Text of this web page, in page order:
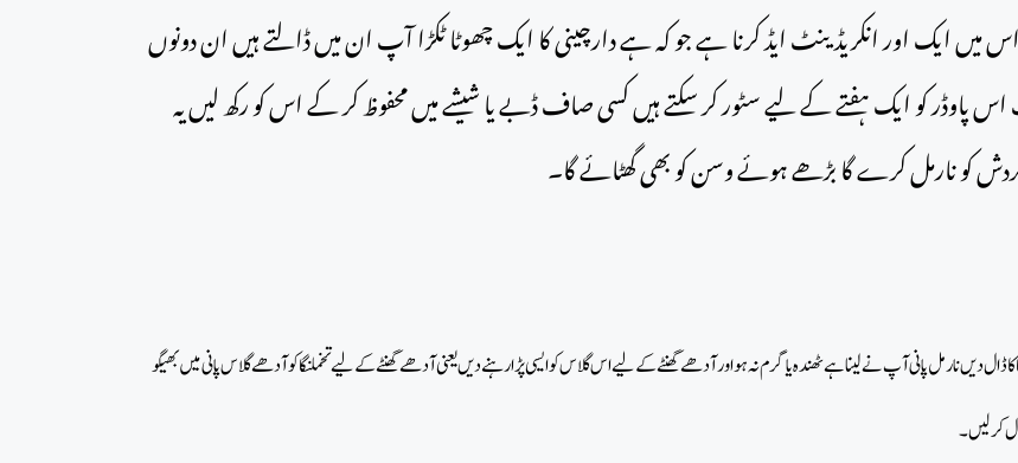
ایک اور انکریڈینٹ ایڈ کرنا ہے جو کہ ہے دارچینی کا ایک چھوٹا ٹکڑا آپ ان میں ڈالتے ہیں ان دونوں
اس پاوڈر کو ایک ہفتے کے لیے سٹور کر سکتے ہیں کسی صاف ڈبے یا شیشے میں محفوظ کر کے اس کو رکھ لیں یہ
کو نارمل کرے گا بڑھے ہوئے وسن کو بھی گھٹائے گا۔
دیں نارمل پانی آپ نے لینا ہے ٹھندہ یا گرم نہ ہو اور آدھے گھنٹے کے لیے اس گلاس کو ایسی پڑا رہنے دیں یعنی آدھے گھنٹے کے لیے تخملنگا کو آدھے گلاس پانی میں بھیگو
کر لیں۔